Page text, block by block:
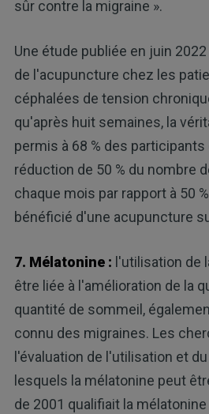
sûr contre la migraine ».
Une étude publiée en juin
de l'acupuncture chez les
céphalées de tension
qu'après huit semaines, la
permis à 68 % des
réduction de 50 % du nombre
chaque mois par rapport à 50
bénéficié d'une acupuncture
7. Mélatonine : l'utilisation de
être liée à l'amélioration de la
quantité de sommeil,
connu des migraines. Les
l'évaluation de l'utilisation et
lesquels la mélatonine peut
de 2001 qualifiait la